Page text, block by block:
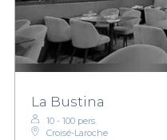
La Bustina
10 - 100 pers.
Croisé-Laroche